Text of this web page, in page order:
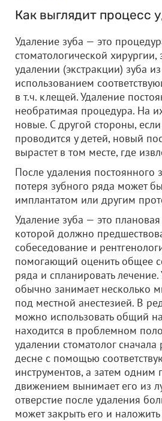
Как выглядит процесс
Удаление зуба — это
стоматологической
удалении (экстракции) зуба
использованием
в т.ч. клещей. Удаление
необратимая процедура. На
новые. С другой стороны,
проводится у детей, новый
вырастет в том месте, где
После удаления постоянного
потеря зубного ряда может
имплантатом или другим
Удаление зуба — это
которой должно
собеседование и
помогающий оценить общее
ряда и спланировать лечение.
обычно занимает несколько
под местной анестезией. В
можно использовать общий
находится в проблемном
удалении стоматолог сначала
десне с помощью
инструментов, а затем одним
движением вынимает его из
отверстие после удаления
может закрыть его и